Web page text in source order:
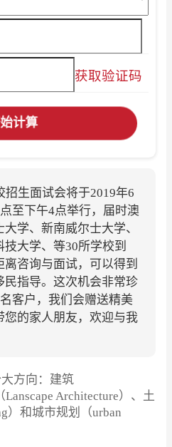
获取验证码
计算
生面试会将于2019年6
至下午4点举行，届时澳
学、新南威尔士大学、
大学、等30所学校到
咨询与面试，可以得到
指导。这次机会非常珍
客户，我们会赠送精美
您的家人朋友，欢迎与我
方向： 建筑
Lanscape Architecture） 、 土
和 城市规划（urban